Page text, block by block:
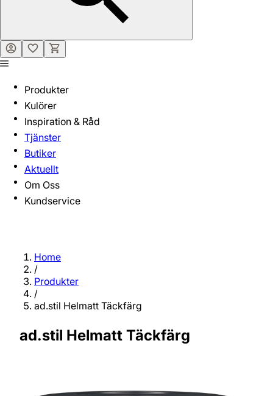
Produkter
Kulörer
Inspiration & Råd
Tjänster
Butiker
Aktuellt
Om Oss
Kundservice
Home
/
Produkter
/
ad.stil Helmatt Täckfärg
ad.stil Helmatt Täckfärg